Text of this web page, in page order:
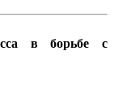
в борьбе с